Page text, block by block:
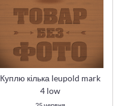
Куплю кілька leupold mark
4 low